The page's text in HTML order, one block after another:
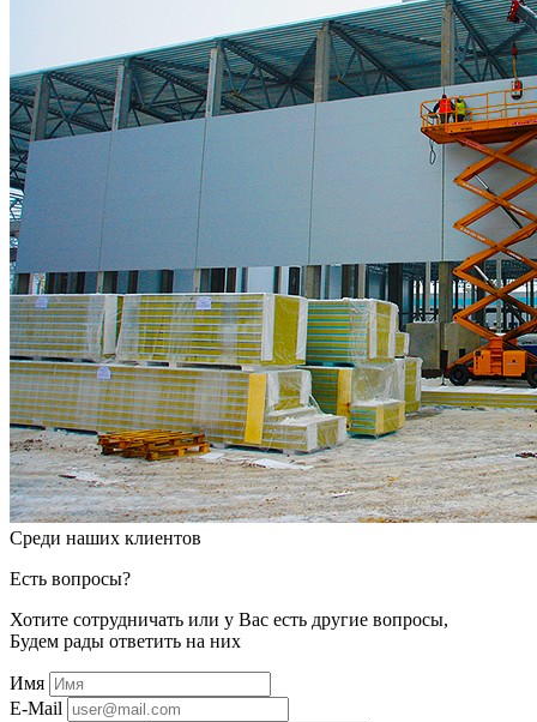
Среди наших клиентов
Есть вопросы?
Хотите сотрудничать или у Вас есть другие вопросы,
Будем рады ответить на них
Имя
E-Mail